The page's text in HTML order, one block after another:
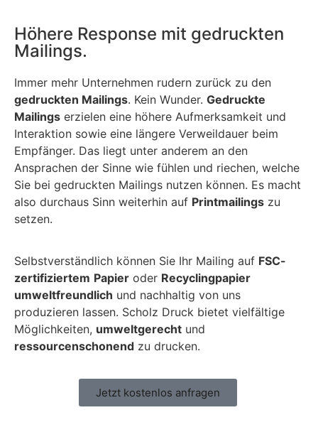
Höhere Response mit gedruckten
Mailings.
Immer mehr Unternehmen rudern zurück zu den
gedruckten Mailings. Kein Wunder. Gedruckte
Mailings erzielen eine höhere Aufmerksamkeit und
Interaktion sowie eine längere Verweildauer beim
Empfänger. Das liegt unter anderem an den
Ansprachen der Sinne wie fühlen und riechen, welche
Sie bei gedruckten Mailings nutzen können. Es macht
also durchaus Sinn weiterhin auf Printmailings zu
setzen.
Selbstverständlich können Sie Ihr Mailing auf FSC-
zertifiziertem Papier oder Recyclingpapier
umweltfreundlich und nachhaltig von uns
produzieren lassen. Scholz Druck bietet vielfältige
Möglichkeiten, umweltgerecht und
ressourcenschonend zu drucken.
Jetzt kostenlos anfragen